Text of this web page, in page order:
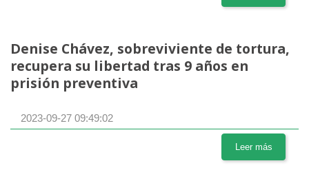
Denise Chávez, sobreviviente de tortura,
recupera su libertad tras 9 años en
prisión preventiva
2023-09-27 09:49:02
Leer más